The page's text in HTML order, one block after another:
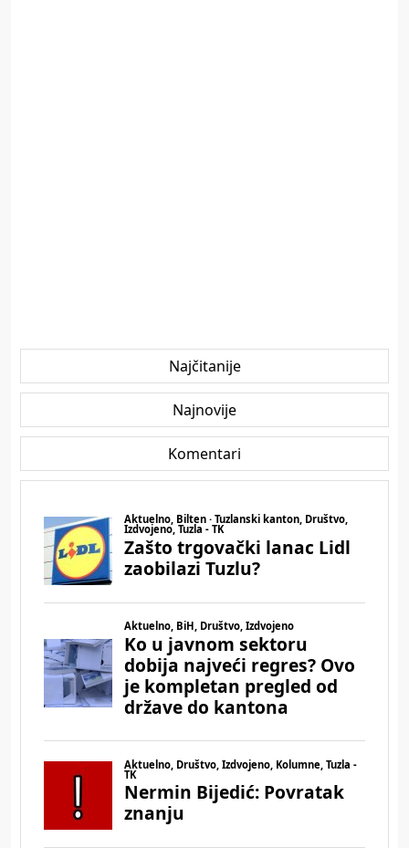
Najčitanije
Najnovije
Komentari